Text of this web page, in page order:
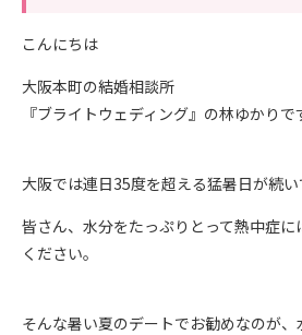
こんにちは
大阪本町の結婚相談所
『ブライトウェディング』の林ゆかりで
大阪では連日35度を超える猛暑日が続い
皆さん、水分をたっぷりとって熱中症
ください。
そんな暑い夏のデートでお勧めなのが、